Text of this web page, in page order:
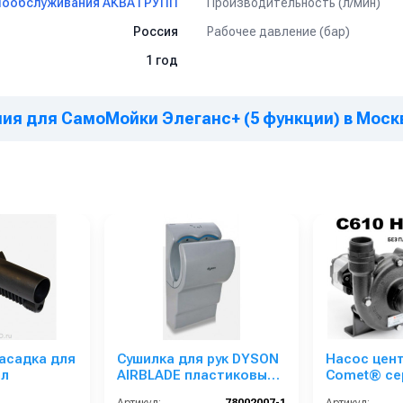
Станция повышения давления
Плата с онлайн-
Онлайн-касса
Дозаторы Seko
Регулировка дозаторами
Электромагнитные клапаны
Электромагнитные клапаны
Зимний комплект
Частотный преобразователь
Функция освещение поста
Россия Рабочее давление (бар)
1 год
для СамоМойки Элеганс+ (5 функции) в
для
Сушилка для рук DYSON
AIRBLADE пластиковый
Насос
Comet®